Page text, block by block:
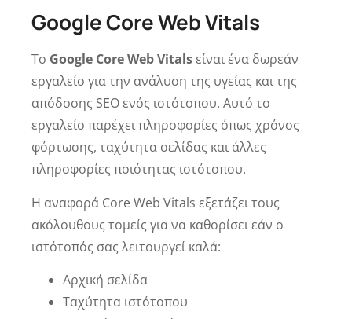
Google Core Web Vitals
Το Google Core Web Vitalsείναι ένα δωρεάν
εργαλείο για την ανάλυση της υγείας και της
απόδοσης SEO ενός ιστότοπου. Αυτό το
εργαλείο παρέχει πληροφορίες όπως χρόνος
φόρτωσης, ταχύτητα σελίδας και άλλες
πληροφορίες ποιότητας ιστότοπου.
Η αναφορά Core Web Vitals εξετάζει τους
ακόλουθους τομείς για να καθορίσει εάν ο
ιστότοπός σας λειτουργεί καλά:
Αρχική σελίδα
Ταχύτητα ιστότοπου